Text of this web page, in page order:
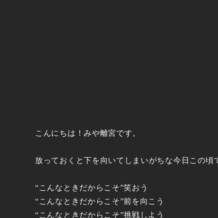
こんにちは！みや離宮です。
放っておくと下を向いてしまいがちな今日この頃
“こんなときだからこそ”笑おう
“こんなときだからこそ”前を向こう
“こんなときだからこそ”挑戦しよう